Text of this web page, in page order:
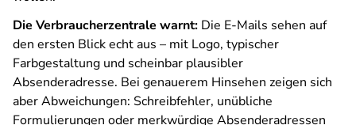
Die Verbraucherzentrale warnt: Die E-Mails sehen auf
den ersten Blick echt aus – mit Logo, typischer
Farbgestaltung und scheinbar plausibler
Absenderadresse. Bei genauerem Hinsehen zeigen sich
aber Abweichungen: Schreibfehler, unübliche
Formulierungen oder merkwürdige Absenderadressen